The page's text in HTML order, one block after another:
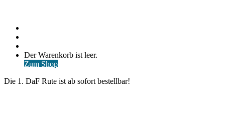
Warenkorb
ansehen
Der Warenkorb ist leer.
Zum Shop
Die 1. DaF Rute ist ab sofort bestellbar!